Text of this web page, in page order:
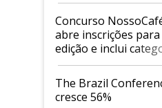
Concurso
abre inscrições para
edição e inclui
cafés Canephora
The Brazil
cresce 56%